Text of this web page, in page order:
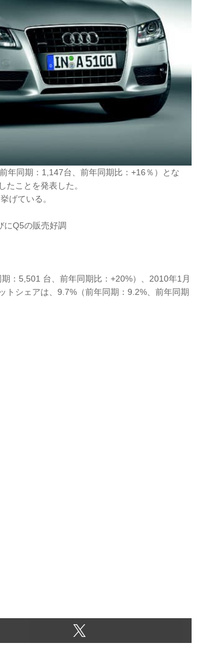
年同期：1,147台、前年同期比：+16％）とな
たことを発表した。
げている。
にQ5の販売好調
：5,501 台、前年同期比：+20%）、2010年1月
トシェアは、9.7%（前年同期：9.2%、前年同期